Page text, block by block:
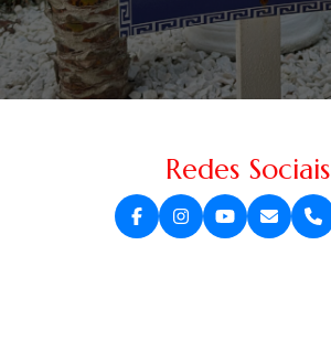
Redes Sociais